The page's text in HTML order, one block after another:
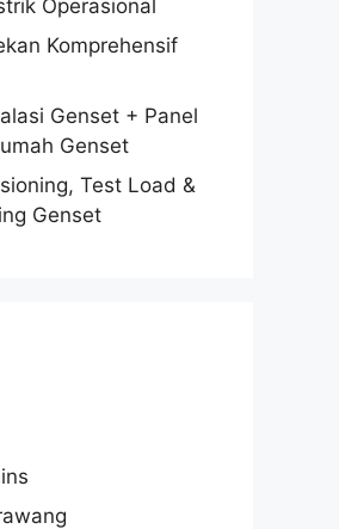
Operasional
Komprehensif
Genset + Panel
Genset
Test Load &
Genset